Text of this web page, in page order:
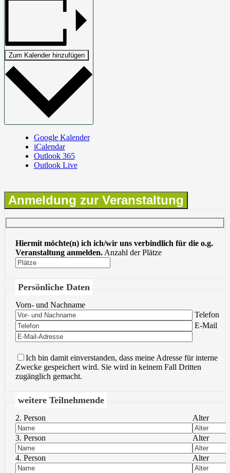
Zum Kalender hinzufügen
Google Kalender
iCalendar
Outlook 365
Outlook Live
Anmeldung zur Veranstaltung
Hiermit möchte(n) ich ich/wir uns verbindlich für die o.g.
Veranstaltung anmelden. Anzahl der Plätze
Persönliche Daten
Vorn- und Nachname
Bitte lasse
Telefon
Bitte lasse
E-Mail
Ich bin damit einverstanden, dass meine Adresse für interne
Zwecke gespeichert wird. Sie wird in keinem Fall Dritten
zugänglich gemacht.
weitere Teilnehmende
2. Person Alter
3. Person Alter
4. Person Alter